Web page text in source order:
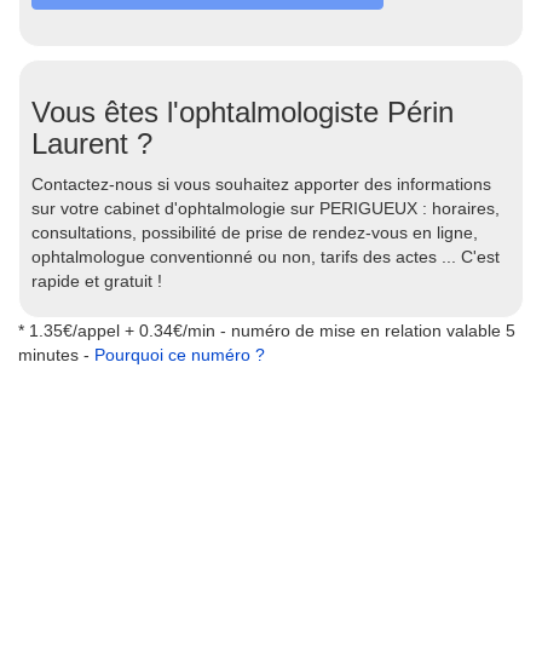
Vous êtes l'ophtalmologiste Périn
Laurent ?
Contactez-nous si vous souhaitez apporter des informations
sur votre cabinet d'ophtalmologie sur PERIGUEUX : horaires,
consultations, possibilité de prise de rendez-vous en ligne,
ophtalmologue conventionné ou non, tarifs des actes ... C'est
rapide et gratuit !
* 1.35€/appel + 0.34€/min - numéro de mise en relation valable 5
minutes - Pourquoi ce numéro ?